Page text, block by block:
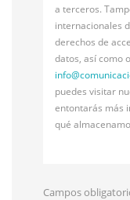
a terceros.
internacionales
derechos de
datos, así como
info@
puedes visitar
entontarás más
qué
Campos